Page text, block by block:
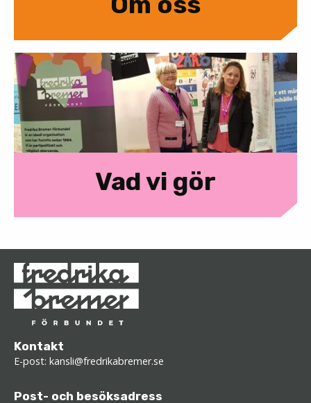
Vad vi gör
Kontakt
E-post: kansli@fredrikabremer.se
Post- och besöksadress